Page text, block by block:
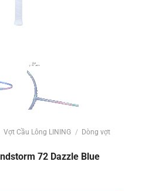
Vợt Cầu Lông LINING /
Dòng vợt
72 Dazzle Blue
số lượng